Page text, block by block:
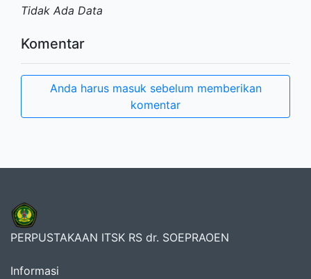
Tidak Ada Data
Komentar
Anda harus masuk sebelum memberikan
komentar
PERPUSTAKAAN ITSK RS dr. SOEPRAOEN
Informasi